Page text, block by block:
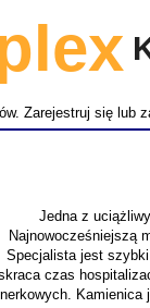
Zarejestruj się lub
Jedna z
Najnowocześniejszą
Specjalista jest
czas
nerkowych. Kamienica